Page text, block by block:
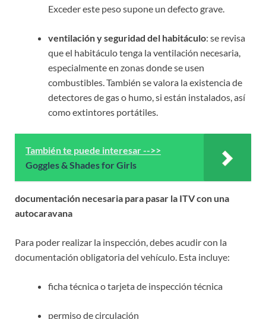
Exceder este peso supone un defecto grave.
ventilación y seguridad del habitáculo: se revisa
que el habitáculo tenga la ventilación necesaria,
especialmente en zonas donde se usen
combustibles. También se valora la existencia de
detectores de gas o humo, si están instalados, así
como extintores portátiles.
También te puede interesar -->>
Goggles & Shades for Girls
documentación necesaria para pasar la ITV con una
autocaravana
Para poder realizar la inspección, debes acudir con la
documentación obligatoria del vehículo. Esta incluye:
ficha técnica o tarjeta de inspección técnica
permiso de circulación